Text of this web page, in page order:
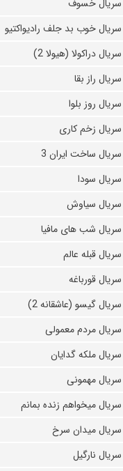
سریال خسوف
سریال خوب بد جلف رادیواکتیو
سریال دراکولا (هیولا 2)
سریال راز بقا
سریال روز بلوا
سریال زخم کاری
سریال ساخت ایران 3
سریال سودا
سریال سیاوش
سریال شب های مافیا
سریال قبله عالم
سریال قورباغه
سریال گیسو (عاشقانه 2)
سریال مردم معمولی
سریال ملکه گدایان
سریال مهمونی
سریال میخواهم زنده بمانم
سریال میدان سرخ
سریال نارگیل